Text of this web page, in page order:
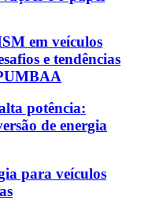
em veículos
e tendências
potência:
de energia
para veículos